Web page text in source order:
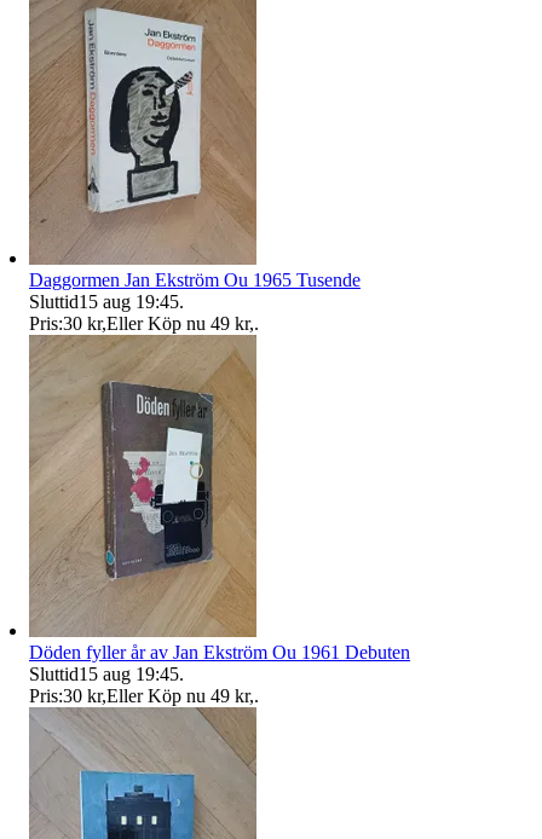
Daggormen Jan Ekström Ou 1965 Tusende
Sluttid15 aug 19:45.
Pris:30 kr,Eller Köp nu 49 kr,.
Döden fyller år av Jan Ekström Ou 1961 Debuten
Sluttid15 aug 19:45.
Pris:30 kr,Eller Köp nu 49 kr,.